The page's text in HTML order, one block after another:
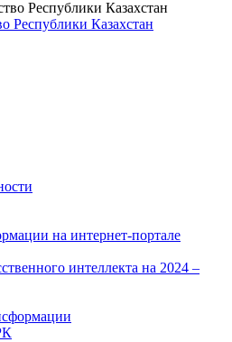
Республики Казахстан
на интернет-портале
интеллекта на 2024 –